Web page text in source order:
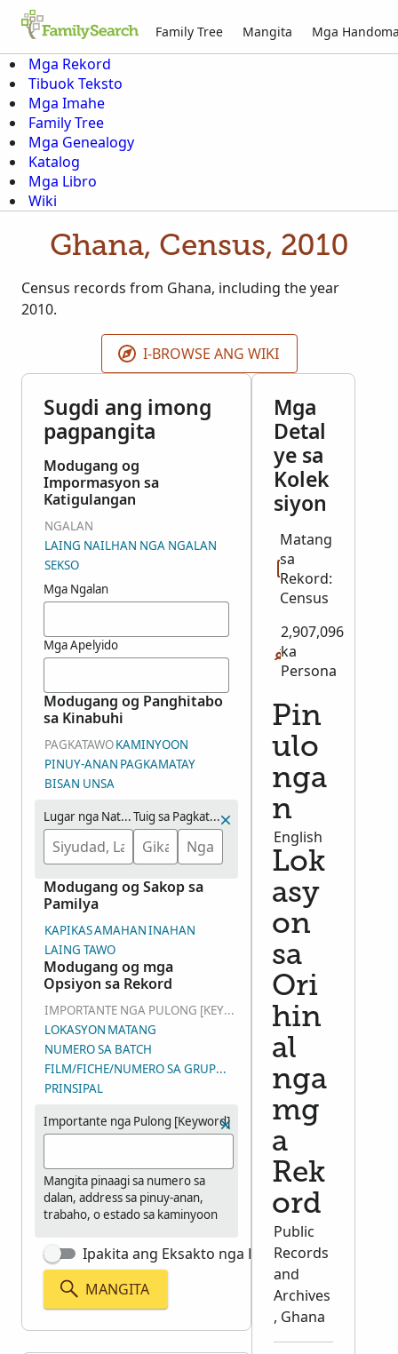
Family Tree Mangita Mga
Mga Rekord
Tibuok Teksto
Mga Imahe
Family Tree
Mga Genealogy
Katalog
Mga Libro
Wiki
Ghana, Census, 2010
Census records from Ghana, including the year
2010.
I-BROWSE ANG WIKI
Sugdi ang imong
pagpangita
Modugang og
Impormasyon sa
Katigulangan
NGALAN
LAING NAILHAN NGA NGALAN
SEKSO
Mga Ngalan
Mga Apelyido
Modugang og Panghitabo
sa Kinabuhi
PAGKATAWOKAMINYOON
PINUY-ANAN PAGKAMATAY
BISAN UNSA
Lugar nga NatawhanTuig sa Pagkatawo (Bana-bana)
Modugang og Sakop sa
Pamilya
KAPIKASAMAHANINAHAN
LAING TAWO
Modugang og mga
Opsiyon sa Rekord
IMPORTANTE NGA PULONG [KEYWORD]
LOKASYON MATANG
NUMERO SA BATCH
FILM/FICHE/NUMERO SA GRUPO SA IMAHE (DGS)
PRINSIPAL
Importante nga Pulong [Keyword]
Mangita pinaagi sa numero sa
dalan, address sa pinuy-anan,
trabaho, o estado sa kaminyoon
Ipakita ang Eksakto nga Pagpangita
MANGITA
Mga
Detal
ye sa
Kolek
siyon
Matang
sa
Rekord:
Census
2,907,096
ka
Persona
Pin
ulo
nga
n
English
Lok
asy
on
sa
Ori
hin
al
nga
mg
a
Rek
ord
Public
Records
and
Archives
, Ghana